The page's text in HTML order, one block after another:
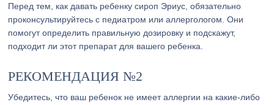
Перед тем, как давать ребенку сироп Эриус, обязательно
проконсультируйтесь с педиатром или аллергологом. Они
помогут определить правильную дозировку и подскажут,
подходит ли этот препарат для вашего ребенка.
РЕКОМЕНДАЦИЯ №2
Убедитесь, что ваш ребенок не имеет аллергии на какие-либо